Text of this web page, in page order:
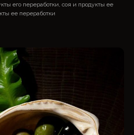
его переработки, соя и продукты ее
ее переработки